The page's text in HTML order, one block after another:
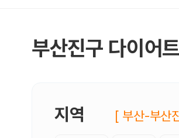
부산진구 다이어
지역 [ 부산-부산